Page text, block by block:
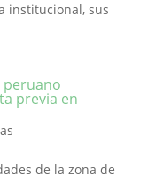
institucional, sus
peruano
previa en
de la zona de